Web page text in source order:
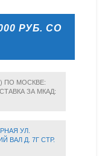
РУБ. СО
ПО МОСКВЕ:
ЗА МКАД:
УЛ.
ВАЛ Д. 7Г СТР.